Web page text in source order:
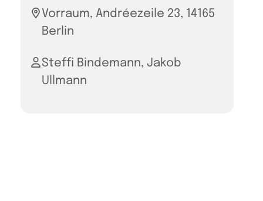
Vorraum, Andréezeile 23, 14165
Berlin
Steffi Bindemann, Jakob
Ullmann